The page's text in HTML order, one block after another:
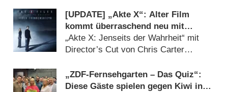
[UPDATE] „Akte X“: Alter Film
kommt überraschend neu mit
deutlich mehr Horror
„Akte X: Jenseits der Wahrheit“ mit
Director’s Cut von Chris Carter
„ZDF-Fernsehgarten – Das Quiz“:
Diese Gäste spielen gegen Kiwi in